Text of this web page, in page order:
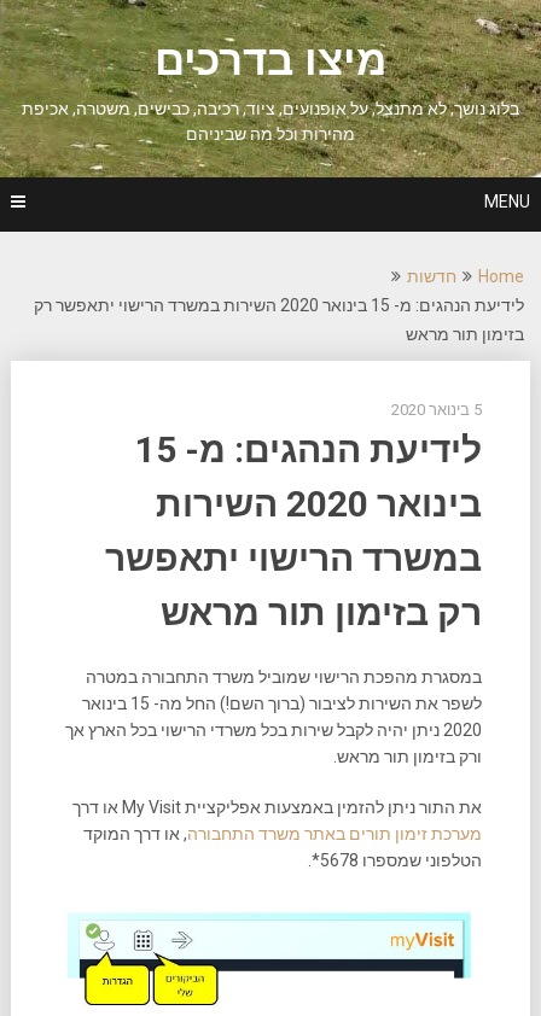
Skip
to
content
מיצו בדרכים
בלוג נושך, לא מתנצל, על אופנועים, ציוד, רכיבה, כבישים, משטרה, אכיפת
מהירות וכל מה שביניהם
MENU
Home
חדשות
לידיעת הנהגים: מ- 15 בינואר 2020 השירות במשרד הרישוי יתאפשר רק
בזימון תור מראש
5 בינואר 2020
לידיעת הנהגים: מ- 15
בינואר 2020 השירות
במשרד הרישוי יתאפשר
רק בזימון תור מראש
במסגרת מהפכת הרישוי שמוביל משרד התחבורה במטרה
לשפר את השירות לציבור (ברוך השם!) החל מה- 15 בינואר
2020 ניתן יהיה לקבל שירות בכל משרדי הרישוי בכל הארץ אך
ורק בזימון תור מראש.
את התור ניתן להזמין באמצעות אפליקציית My Visit או דרך
מערכת זימון תורים באתר משרד התחבורה, או דרך המוקד
הטלפוני שמספרו 5678*.